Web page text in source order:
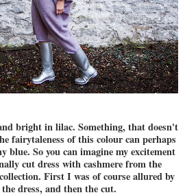
bright in lilac. Something, that doesn't
fairytaleness of this colour can perhaps
blue. So you can imagine my excitement
cut dress with cashmere from the
First I was of course allured by
dress, and then the cut.